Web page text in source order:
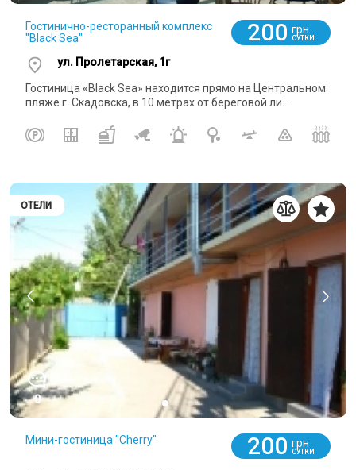
Гостинично-ресторанный комплекс
"Black Sea"
200 грн
СУТКИ
ул. Пролетарская, 1г
Гостиница «Black Sea» находится прямо на Центральном
пляже г. Скадовска, в 10 метрах от береговой ли...
ОТЕЛИ
0
Мини-гостиница "Сherry" 200 грн
СУТКИ